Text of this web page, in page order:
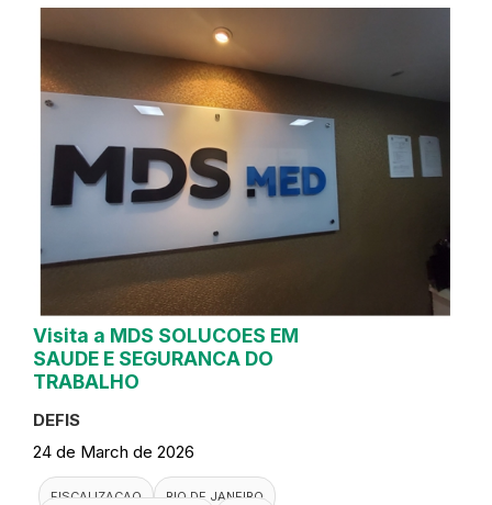
Visita a MDS SOLUCOES EM
SAUDE E SEGURANCA DO
TRABALHO
DEFIS
24 de March de 2026
FISCALIZACAO
RIO DE JANEIRO